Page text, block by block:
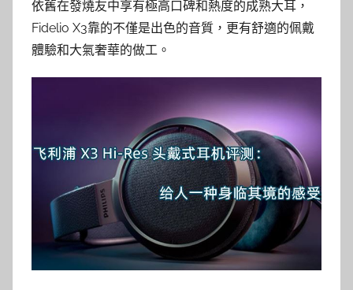
依舊在發燒友中享有極高口碑和熱度的成熟大耳，
Fidelio X3靠的不僅是出色的音質，更有舒適的佩戴
體驗和大氣奢華的做工。